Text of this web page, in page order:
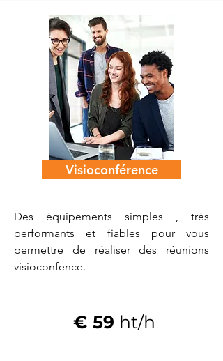
Visioconférence
Des équipements simples , très
performants et fiables pour vous
permettre de réaliser des réunions
visioconfence.
€ 59 ht/h